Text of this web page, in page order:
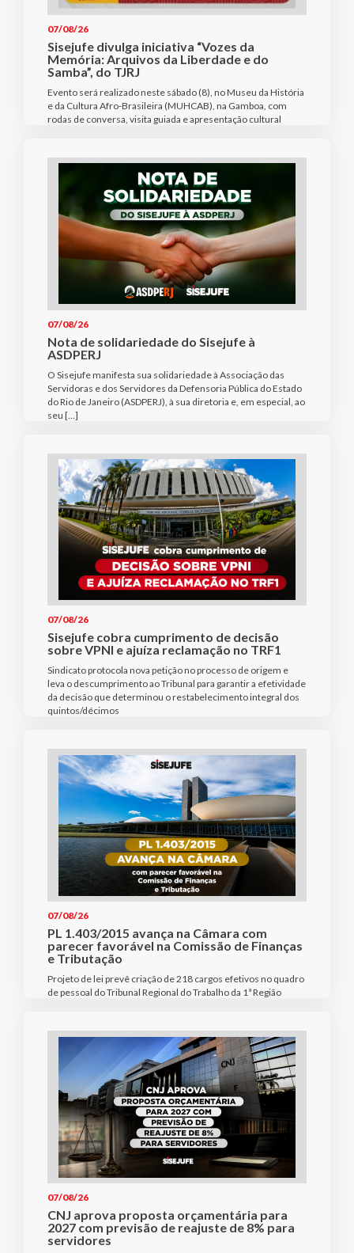
07/08/26
Sisejufe divulga iniciativa “Vozes da
Memória: Arquivos da Liberdade e do
Samba”, do TJRJ
Evento será realizado neste sábado (8), no Museu da História
e da Cultura Afro-Brasileira (MUHCAB), na Gamboa, com
rodas de conversa, visita guiada e apresentação cultural
07/08/26
Nota de solidariedade do Sisejufe à
ASDPERJ
O Sisejufe manifesta sua solidariedade à Associação das
Servidoras e dos Servidores da Defensoria Pública do Estado
do Rio de Janeiro (ASDPERJ), à sua diretoria e, em especial, ao
seu […]
07/08/26
Sisejufe cobra cumprimento de decisão
sobre VPNI e ajuíza reclamação no TRF1
Sindicato protocola nova petição no processo de origem e
leva o descumprimento ao Tribunal para garantir a efetividade
da decisão que determinou o restabelecimento integral dos
quintos/décimos
07/08/26
PL 1.403/2015 avança na Câmara com
parecer favorável na Comissão de Finanças
e Tributação
Projeto de lei prevê criação de 218 cargos efetivos no quadro
de pessoal do Tribunal Regional do Trabalho da 1ª Região
07/08/26
CNJ aprova proposta orçamentária para
2027 com previsão de reajuste de 8% para
servidores